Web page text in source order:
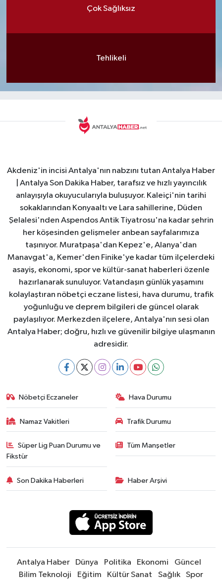
Çok Sağlıksız
Tehlikeli
Akdeniz'in incisi Antalya'nın nabzını tutan Antalya Haber
| Antalya Son Dakika Haber, tarafsız ve hızlı yayıncılık
anlayışıyla okuyucularıyla buluşuyor. Kaleiçi'nin tarihi
sokaklarından Konyaaltı ve Lara sahillerine, Düden
Şelalesi'nden Aspendos Antik Tiyatrosu'na kadar şehrin
her köşesinden gelişmeler anbean sayfalarımıza
taşınıyor. Muratpaşa'dan Kepez'e, Alanya'dan
Manavgat'a, Kemer'den Finike'ye kadar tüm ilçelerdeki
asayiş, ekonomi, spor ve kültür-sanat haberleri özenle
hazırlanarak sunuluyor. Vatandaşın günlük yaşamını
kolaylaştıran nöbetçi eczane listesi, hava durumu, trafik
yoğunluğu ve deprem bilgileri de güncel olarak
paylaşılıyor. Merkezden ilçelere, Antalya'nın sesi olan
Antalya Haber; doğru, hızlı ve güvenilir bilgiye ulaşmanın
adresidir.
Nöbetçi Eczaneler Hava Durumu
Namaz Vakitleri Trafik Durumu
Süper Lig Puan Durumu ve
Fikstür
Tüm Manşetler
Son Dakika Haberleri Haber Arşivi
Antalya Haber Dünya Politika Ekonomi
Güncel
Bilim Teknoloji
Eğitim Kültür Sanat Sağlık Spor